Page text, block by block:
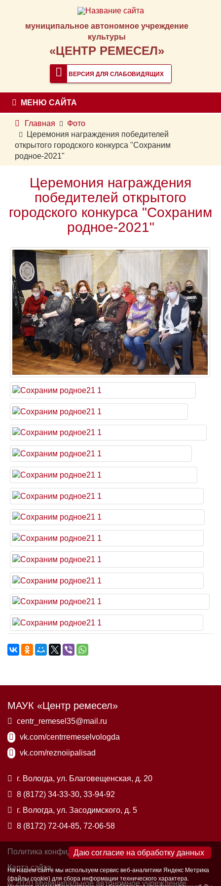
муниципальное автономное учреждение
культуры
«ЦЕНТР РЕМЕСЕЛ»
ВЕРСИЯ ДЛЯ СЛАБОВИДЯЩИХ
МЕНЮ САЙТА
Главная
Фото
Церемония награждения победителей
открытого городского конкурса "Сохраним
родное-2021"
Церемония награждения
победителей открытого
городского конкурса "Сохраним
родное-2021"
На нашем сайте мы используем сервис веб-аналитики Яндекс Метрика
(файлы cookie) для сбора информации технического характера.
МАУК «Центр ремесел»
centr_remesel35@mail.ru
vk.com/centrremeselvologda
vk.com/reznoiipalisad
г. Вологда, ул. Благовещенская, д. 20
8 (8172) 34-33-30, 33-94-92
г. Вологда, ул. Засодимского, д. 5
8 (8172) 72-04-85, 72-06-58
Политика конфиденциальности
Карта сайта
© 2020 Муниципальное автономное учреждение